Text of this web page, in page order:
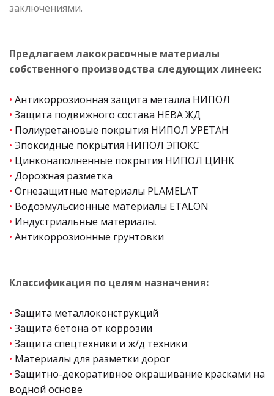
заключениями.
Предлагаем лакокрасочные материалы
собственного производства следующих линеек:
• Антикоррозионная защита металла НИПОЛ
• Защита подвижного состава НЕВА ЖД
• Полиуретановые покрытия НИПОЛ УРЕТАН
• Эпоксидные покрытия НИПОЛ ЭПОКС
• Цинконаполненные покрытия НИПОЛ ЦИНК
• Дорожная разметка
• Огнезащитные материалы PLAMELAT
• Водоэмульсионные материалы ETALON
• Индустриальные материалы.
• Антикоррозионные грунтовки
Классификация по целям назначения:
• Защита металлоконструкций
• Защита бетона от коррозии
• Защита спецтехники и ж/д техники
• Материалы для разметки дорог
• Защитно-декоративное окрашивание красками на
водной основе